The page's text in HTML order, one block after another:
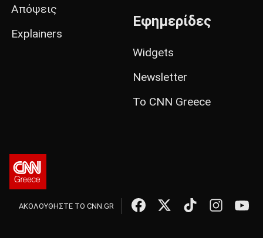
Απόψεις
Explainers
Εφημερίδες
Widgets
Newsletter
Το CNN Greece
ΑΚΟΛΟΥΘΗΣΤΕ ΤΟ CNN.GR